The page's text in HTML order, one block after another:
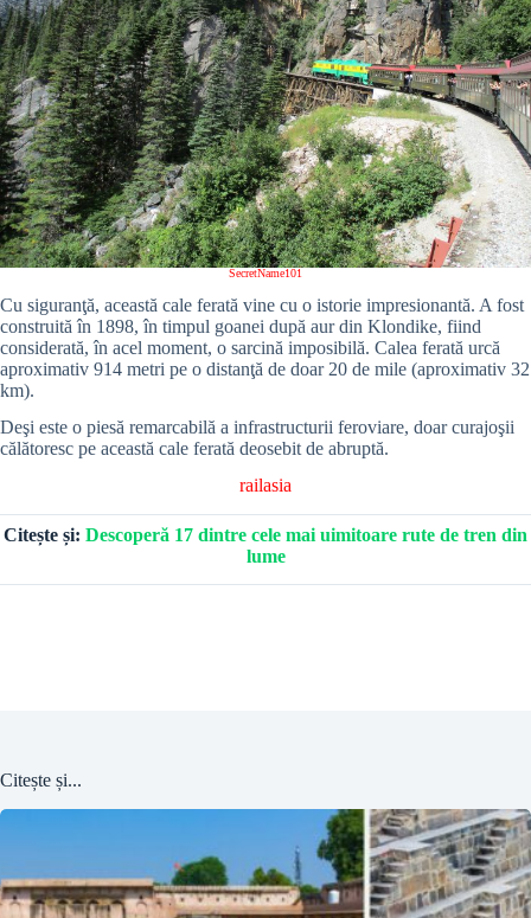
SecretName101
Cu siguranţă, această cale ferată vine cu o istorie impresionantă. A fost
construită în 1898, în timpul goanei după aur din Klondike, fiind
considerată, în acel moment, o sarcină imposibilă. Calea ferată urcă
aproximativ 914 metri pe o distanţă de doar 20 de mile (aproximativ 32
km).
Deşi este o piesă remarcabilă a infrastructurii feroviare, doar curajoşii
călătoresc pe această cale ferată deosebit de abruptă.
railasia
Citește și: Descoperă 17 dintre cele mai uimitoare rute de tren din
lume
Citește și...